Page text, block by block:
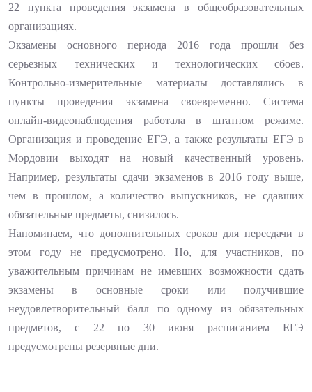
22 пункта проведения экзамена в общеобразовательных
организациях.
Экзамены основного периода 2016 года прошли без
серьезных технических и технологических сбоев.
Контрольно-измерительные материалы доставлялись в
пункты проведения экзамена своевременно. Система
онлайн-видеонаблюдения работала в штатном режиме.
Организация и проведение ЕГЭ, а также результаты ЕГЭ в
Мордовии выходят на новый качественный уровень.
Например, результаты сдачи экзаменов в 2016 году выше,
чем в прошлом, а количество выпускников, не сдавших
обязательные предметы, снизилось.
Напоминаем, что дополнительных сроков для пересдачи в
этом году не предусмотрено. Но, для участников, по
уважительным причинам не имевших возможности сдать
экзамены в основные сроки или получившие
неудовлетворительный балл по одному из обязательных
предметов, с 22 по 30 июня расписанием ЕГЭ
предусмотрены резервные дни.